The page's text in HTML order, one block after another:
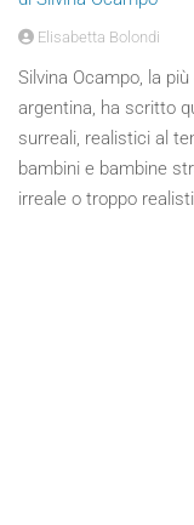
Elisabetta Bolondi
Silvina Ocampo, la
argentina, ha scritto
surreali, realistici al
bambini e bambine
irreale o troppo